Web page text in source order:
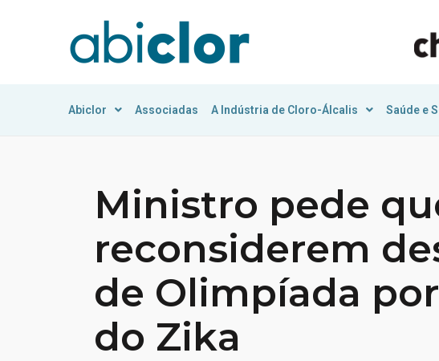
Abiclor Associadas A Indústria de Cloro-Álcalis Saúde e
Ministro pede
reconsiderem
de Olimpíada
do Zika